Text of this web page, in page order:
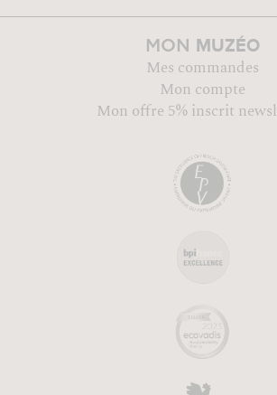
MON MUZÉO
Mes commandes
Mon compte
Mon offre 5% inscrit